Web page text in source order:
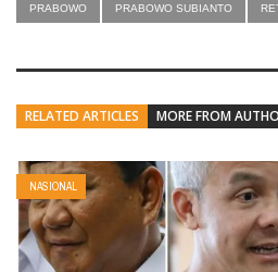
PRABOWO PRABOWO SUBIANTO
RELATED ARTICLES MORE FROM
NASIONAL